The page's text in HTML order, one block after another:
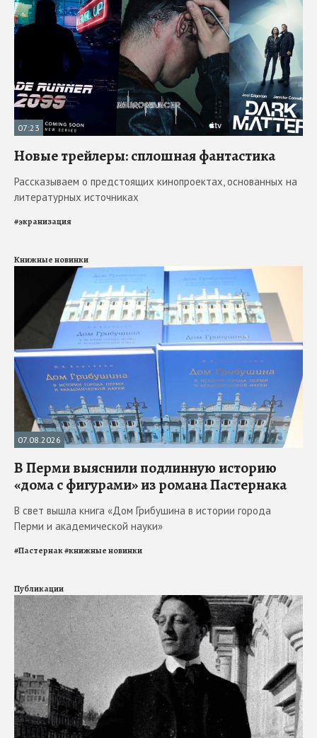
07:23
Новые трейлеры: сплошная фантастика
Рассказываем о предстоящих кинопроектах, основанных на
литературных источниках
#экранизация
Книжные новинки
07.08.2026
В Перми выяснили подлинную историю
«дома с фигурами» из романа Пастернака
В свет вышла книга «Дом Грибушина в истории города
Перми и академической науки»
#Пастернак#книжные новинки
Публикации